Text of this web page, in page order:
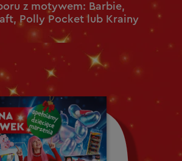
z motywem: Barbie,
Polly Pocket lub Krainy